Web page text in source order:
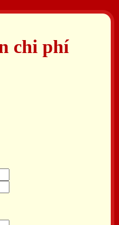
chi phí